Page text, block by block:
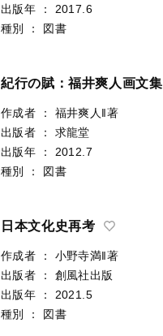
出版年
：
2017.6
種別
： 図書
紀行の賦：福井爽人画文集
作成者 ：
福井爽人‖著
出版者
：
求龍堂
出版年
：
2012.7
種別
： 図書
日本文化史再考
作成者 ：
小野寺満‖著
出版者
：
創風社出版
出版年
：
2021.5
種別
： 図書